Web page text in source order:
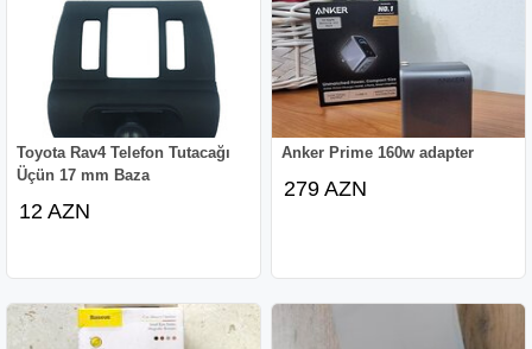
Toyota Rav4 Telefon Tutacağı
Üçün 17 mm Baza
12 AZN
Anker Prime 160w adapter
279 AZN